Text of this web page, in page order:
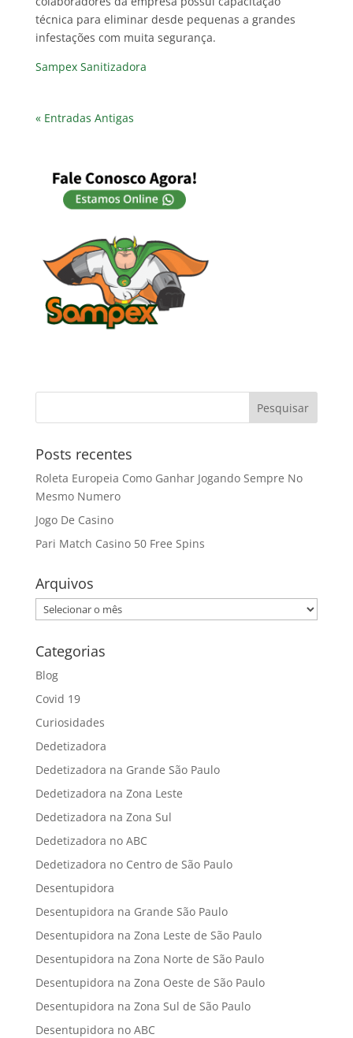
técnica para eliminar desde pequenas a grandes
infestações com muita segurança.
Sampex Sanitizadora
« Entradas Antigas
Posts recentes
Roleta Europeia Como Ganhar Jogando Sempre No
Mesmo Numero
Jogo De Casino
Pari Match Casino 50 Free Spins
Arquivos
Arquivos
Categorias
Blog
Covid 19
Curiosidades
Dedetizadora
Dedetizadora na Grande São Paulo
Dedetizadora na Zona Leste
Dedetizadora na Zona Sul
Dedetizadora no ABC
Dedetizadora no Centro de São Paulo
Desentupidora
Desentupidora na Grande São Paulo
Desentupidora na Zona Leste de São Paulo
Desentupidora na Zona Norte de São Paulo
Desentupidora na Zona Oeste de São Paulo
Desentupidora na Zona Sul de São Paulo
Desentupidora no ABC